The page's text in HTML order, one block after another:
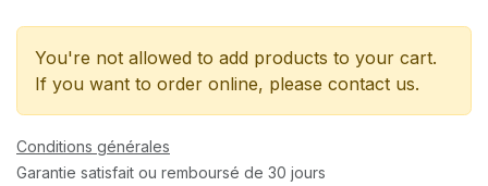
You're not allowed to add products to your cart.
If you want to order online, please contact us.
Conditions générales
Garantie satisfait ou remboursé de 30 jours